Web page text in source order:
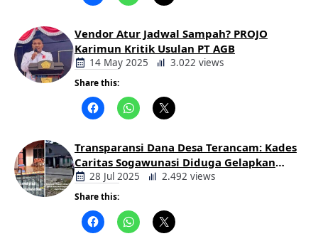
Vendor Atur Jadwal Sampah? PROJO
Karimun Kritik Usulan PT AGB
14 May 2025 3.022 views
Share this:
Transparansi Dana Desa Terancam: Kades
Caritas Sogawunasi Diduga Gelapkan
Bantuan untuk Warga
28 Jul 2025 2.492 views
Share this: